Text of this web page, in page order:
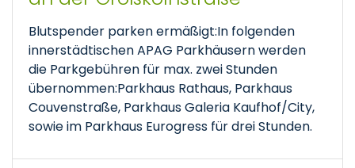
Blutspender parken ermäßigt:In folgenden
innerstädtischen APAG Parkhäusern werden
die Parkgebühren für max. zwei Stunden
übernommen:Parkhaus Rathaus, Parkhaus
Couvenstraße, Parkhaus Galeria Kaufhof/City,
sowie im Parkhaus Eurogress für drei Stunden.